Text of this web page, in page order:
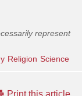
represent
Religion Science
Print this article